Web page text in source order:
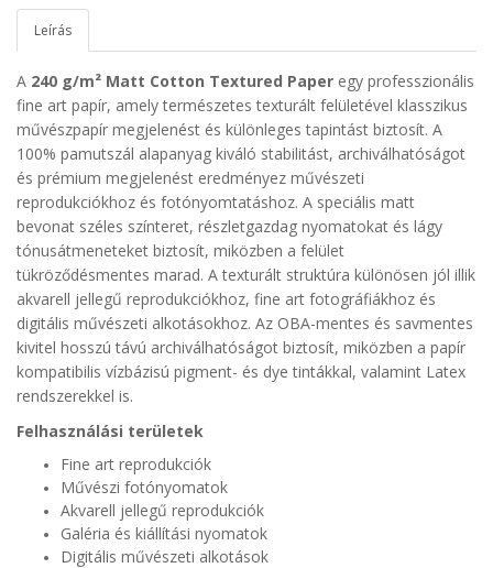
Leírás
A 240 g/m² Matt Cotton Textured Paper egy professzionális
fine art papír, amely természetes texturált felületével klasszikus
művészpapír megjelenést és különleges tapintást biztosít. A
100% pamutszál alapanyag kiváló stabilitást, archiválhatóságot
és prémium megjelenést eredményez művészeti
reprodukciókhoz és fotónyomtatáshoz. A speciális matt
bevonat széles színteret, részletgazdag nyomatokat és lágy
tónusátmeneteket biztosít, miközben a felület
tükröződésmentes marad. A texturált struktúra különösen jól illik
akvarell jellegű reprodukciókhoz, fine art fotográfiákhoz és
digitális művészeti alkotásokhoz. Az OBA-mentes és savmentes
kivitel hosszú távú archiválhatóságot biztosít, miközben a papír
kompatibilis vízbázisú pigment- és dye tintákkal, valamint Latex
rendszerekkel is.
Felhasználási területek
Fine art reprodukciók
Művészi fotónyomatok
Akvarell jellegű reprodukciók
Galéria és kiállítási nyomatok
Digitális művészeti alkotások